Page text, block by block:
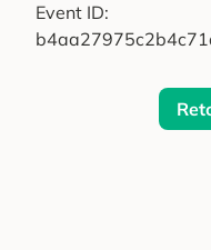
Event ID: